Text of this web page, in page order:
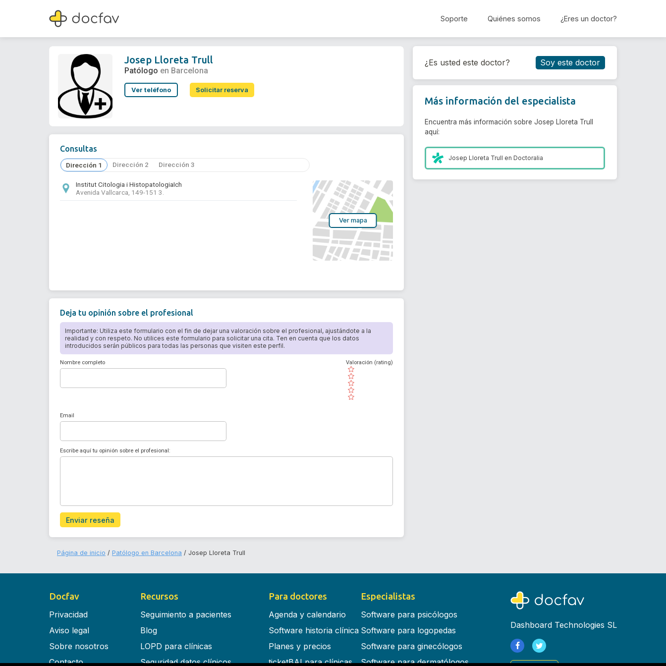
Soporte Quiénes somos ¿Eres un doctor?
Josep Lloreta Trull
Patólogo
Reservar cita
Josep Lloreta Trull
Patólogo en Barcelona
Ver teléfono Solicitar reserva
Consultas
Dirección 1 Dirección 2 Dirección 3
Institut Citologia i HistopatologiaIch
Avenida Vallcarca, 149-151 3.
Ver mapa
Deja tu opinión sobre el profesional
Importante: Utiliza este formulario con el fin de dejar una valoración sobre el profesional, ajustándote a la
realidad y con respeto. No utilices este formulario para solicitar una cita. Ten en cuenta que los datos
introducidos serán públicos para todas las personas que visiten este perfil.
Nombre completo
( )
( )
( )
( )
( )
Valoración (rating)
Email
Escribe aquí tu opinión sobre el profesional:
Enviar reseña
¿Es usted este doctor? Soy este doctor
Más información del especialista
Encuentra más información sobre Josep Lloreta Trull
aquí:
Josep Lloreta Trull enDoctoralia
Página de inicio Patólogo en Barcelona Josep Lloreta Trull
Docfav
Privacidad
Aviso legal
Sobre nosotros
Contacto
Recursos
Seguimiento a pacientes
Blog
LOPD para clínicas
Seguridad datos clínicos
Para doctores
Agenda y calendario
Software historia clínica
Planes y precios
ticketBAI para clínicas
Especialistas
Software para psicólogos
Software para logopedas
Software para ginecólogos
Software para dermatólogos
Dashboard Technologies SL